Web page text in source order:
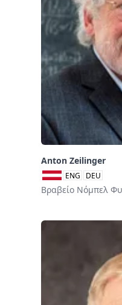
Anton Zeilinger
ENG DEU
Βραβείο Νόμπελ